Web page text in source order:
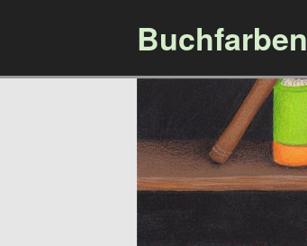
Buchfarben